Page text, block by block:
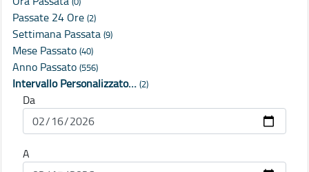
Passate 24 Ore (2)
Settimana Passata (9)
Mese Passato (40)
Anno Passato (556)
Intervallo Personalizzato… (2)
Da
A